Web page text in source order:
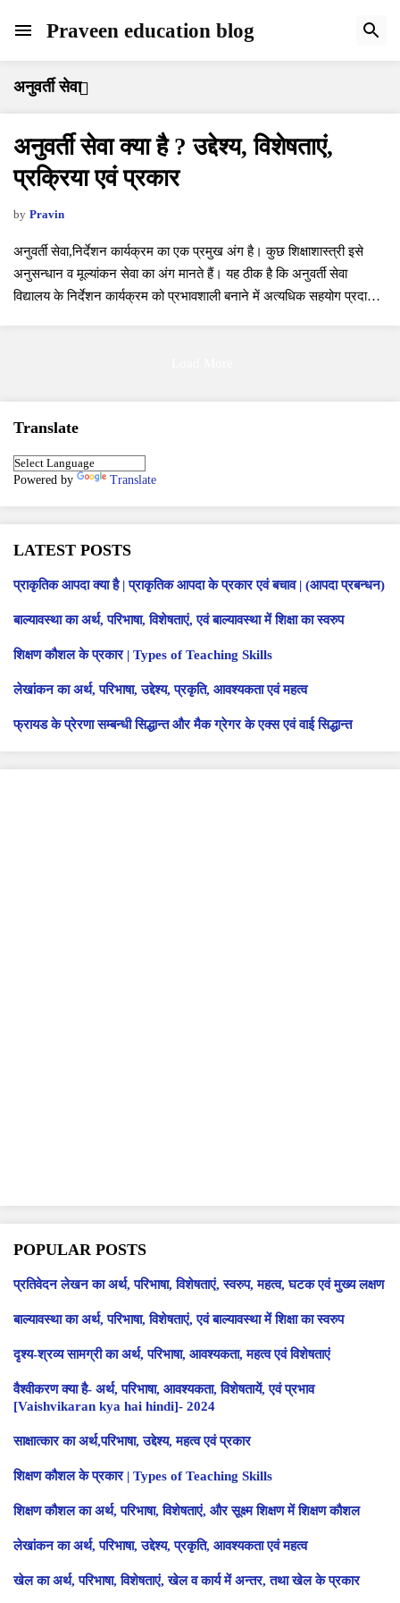
Praveen education blog
अनुवर्ती सेवा
अनुवर्ती सेवा क्या है ? उद्देश्य, विशेषताएं,
प्रक्रिया एवं प्रकार
by Pravin
अनुवर्ती सेवा,निर्देशन कार्यक्रम का एक प्रमुख अंग है। कुछ शिक्षाशास्त्री इसे
अनुसन्धान व मूल्यांकन सेवा का अंग मानते हैं। यह ठीक है कि अनुवर्ती सेवा
विद्यालय के निर्देशन कार्यक्रम को प्रभावशाली बनाने में अत्यधिक सहयोग प्रदान
Translate
Powered by Translate
LATEST POSTS
प्राकृतिक आपदा क्या है | प्राकृतिक आपदा के प्रकार एवं बचाव | (आपदा प्रबन्धन)
बाल्यावस्था का अर्थ, परिभाषा, विशेषताएं, एवं बाल्यावस्था में शिक्षा का स्वरुप
शिक्षण कौशल के प्रकार | Types of Teaching Skills
लेखांकन का अर्थ, परिभाषा, उद्देश्य, प्रकृति, आवश्यकता एवं महत्व
फ्रायड के प्रेरणा सम्बन्धी सिद्धान्त और मैक ग्रेगर के एक्स एवं वाई सिद्धान्त
POPULAR POSTS
प्रतिवेदन लेखन का अर्थ, परिभाषा, विशेषताएं, स्वरुप, महत्व, घटक एवं मुख्य लक्षण
बाल्यावस्था का अर्थ, परिभाषा, विशेषताएं, एवं बाल्यावस्था में शिक्षा का स्वरुप
दृश्य-श्रव्य सामग्री का अर्थ, परिभाषा, आवश्यकता, महत्व एवं विशेषताएं
वैश्वीकरण क्या है- अर्थ, परिभाषा, आवश्यकता, विशेषतायें, एवं प्रभाव
[Vaishvikaran kya hai hindi]- 2024
साक्षात्कार का अर्थ,परिभाषा, उद्देश्य, महत्व एवं प्रकार
शिक्षण कौशल के प्रकार | Types of Teaching Skills
शिक्षण कौशल का अर्थ, परिभाषा, विशेषताएं, और सूक्ष्म शिक्षण में शिक्षण कौशल
लेखांकन का अर्थ, परिभाषा, उद्देश्य, प्रकृति, आवश्यकता एवं महत्व
खेल का अर्थ, परिभाषा, विशेषताएं, खेल व कार्य में अन्तर, तथा खेल के प्रकार